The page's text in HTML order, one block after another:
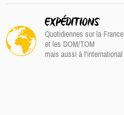
EXPÉDITIONS
Quotidiennes sur la France
et les DOM/TOM
mais aussi à l'international